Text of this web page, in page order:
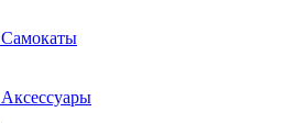
Самокаты
Аксессуары